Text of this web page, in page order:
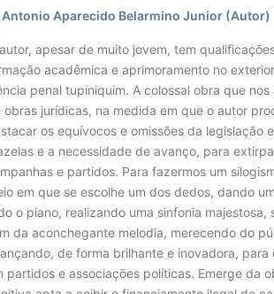
Antonio Aparecido Belarmino Junior (Autor)
apesar de muito jovem, tem
acadêmica e aprimoramento no
penal tupiniquim. A colossal obra que
obras jurídicas, na medida em que o autor
os equívocos e omissões da legislação
e a necessidade de avanço, para
e partidos. Para fazermos um
em que se escolhe um dos dedos, dando
o piano, realizando uma sinfonia
da aconchegante melodia, merecendo do
de forma brilhante e inovadora,
partidos e associações políticas. Emerge da